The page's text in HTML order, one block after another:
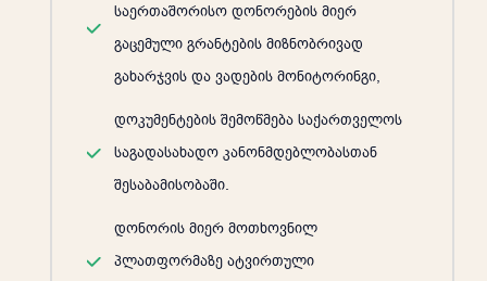
საერთაშორისო დონორების მიერ
გაცემული გრანტების მიზნობრივად
გახარჯვის და ვადების მონიტორინგი,
დოკუმენტების შემოწმება საქართველოს
საგადასახადო კანონმდებლობასთან
შესაბამისობაში.
დონორის მიერ მოთხოვნილ
პლათფორმაზე ატვირთული